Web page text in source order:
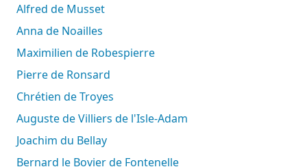
Alfred de Musset
Anna de Noailles
Maximilien de Robespierre
Pierre de Ronsard
Chrétien de Troyes
Auguste de Villiers de l'Isle-Adam
Joachim du Bellay
Bernard le Bovier de Fontenelle